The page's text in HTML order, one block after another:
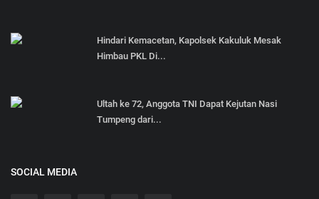
Hindari Kemacetan, Kapolsek Kakuluk Mesak
Himbau PKL Di...
Ultah ke 72, Anggota TNI Dapat Kejutan Nasi
Tumpeng dari...
SOCIAL MEDIA